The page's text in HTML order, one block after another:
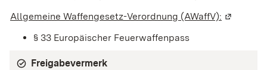
Allgemeine Waffengesetz-Verordnung (AWaffV): (Wird in
§ 33 Europäischer Feuerwaffenpass
Freigabevermerk